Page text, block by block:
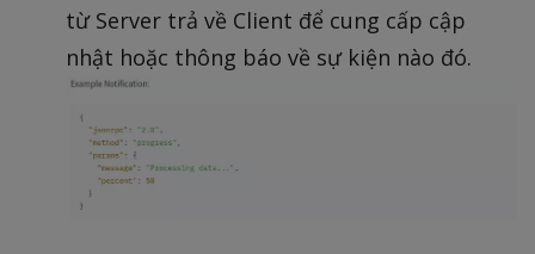
từ Server trả về Client để cung cấp cập
nhật hoặc thông báo về sự kiện nào đó.